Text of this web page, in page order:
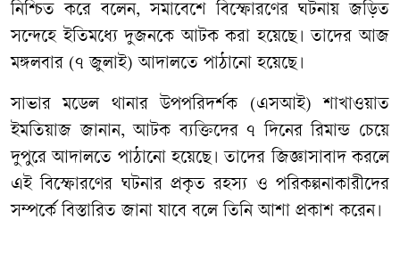
নিশ্চিত করে বলেন, সমাবেশে বিস্ফোরণের ঘটনায় জড়িত
সন্দেহে ইতিমধ্যে দুজনকে আটক করা হয়েছে। তাদের আজ
মঙ্গলবার (৭ জুলাই) আদালতে পাঠানো হয়েছে।
সাভার মডেল থানার উপপরিদর্শক (এসআই) শাখাওয়াত
ইমতিয়াজ জানান, আটক ব্যক্তিদের ৭ দিনের রিমান্ড চেয়ে
দুপুরে আদালতে পাঠানো হয়েছে। তাদের জিজ্ঞাসাবাদ করলে
এই বিস্ফোরণের ঘটনার প্রকৃত রহস্য ও পরিকল্পনাকারীদের
সম্পর্কে বিস্তারিত জানা যাবে বলে তিনি আশা প্রকাশ করেন।